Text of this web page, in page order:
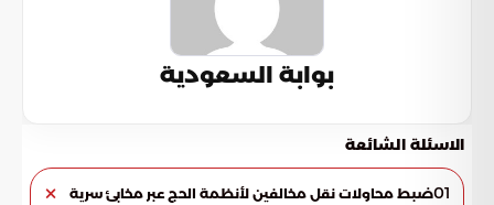
بوابة السعودية
الاسئلة الشائعة
01ضبط محاولات نقل مخالفين لأنظمة الحج عبر مخابئ سرية